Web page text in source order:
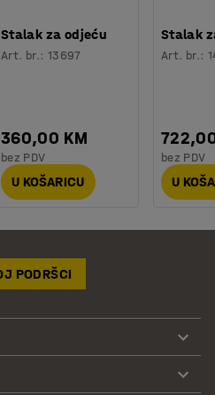
Stalak za odjeću
Art. br.: 13697
360,00 KM
bez PDV
U KOŠARICU
Stalak
Art. br.:
bez PDV
U
PODRŠCI